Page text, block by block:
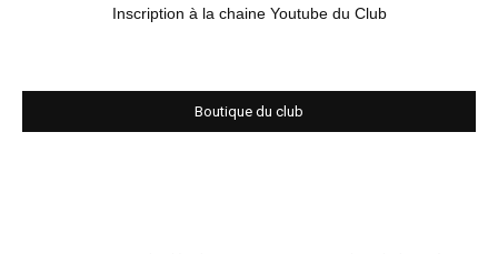
Inscription à la chaine Youtube du Club
Boutique du club